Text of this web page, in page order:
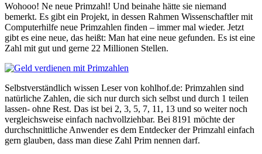
Wohooo! Ne neue Primzahl! Und beinahe hätte sie niemand
bemerkt. Es gibt ein Projekt, in dessen Rahmen Wissenschaftler mit
Computerhilfe neue Primzahlen finden – immer mal wieder. Jetzt
gibt es eine neue, das heißt: Man hat eine neue gefunden. Es ist eine
Zahl mit gut und gerne 22 Millionen Stellen.
Selbstverständlich wissen Leser von kohlhof.de: Primzahlen sind
natürliche Zahlen, die sich nur durch sich selbst und durch 1 teilen
lassen- ohne Rest. Das ist bei 2, 3, 5, 7, 11, 13 und so weiter noch
vergleichsweise einfach nachvollziehbar. Bei 8191 möchte der
durchschnittliche Anwender es dem Entdecker der Primzahl einfach
gern glauben, dass man diese Zahl Prim nennen darf.